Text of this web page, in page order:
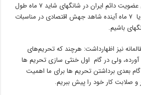
اسماعیلی افزود: فرآیند اداری عضویت دائم ایران در شانگهای شاید ۷ ماه طول
بکشد و امیدواریم بعد از ۶و یا ۷ ماه آینده شاهد جهش اقتصادی در مناسبات
باشیم.
نیز اظهارداشت: هرچند که تحریم‌های
آورده، ولی در گام اول خنثی سازی تحریم ها
بعدی برداشتن تحریم ها برای ما اهمیت
و صلابت کار خود را پیش ببریم.